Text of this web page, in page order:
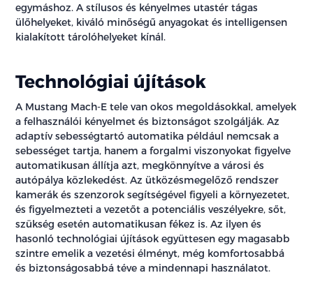
egymáshoz. A stílusos és kényelmes utastér tágas
ülőhelyeket, kiváló minőségű anyagokat és intelligensen
kialakított tárolóhelyeket kínál.
Technológiai újítások
A Mustang Mach-E tele van okos megoldásokkal, amelyek
a felhasználói kényelmet és biztonságot szolgálják. Az
adaptív sebességtartó automatika például nemcsak a
sebességet tartja, hanem a forgalmi viszonyokat figyelve
automatikusan állítja azt, megkönnyítve a városi és
autópálya közlekedést. Az ütközésmegelőző rendszer
kamerák és szenzorok segítségével figyeli a környezetet,
és figyelmezteti a vezetőt a potenciális veszélyekre, sőt,
szükség esetén automatikusan fékez is. Az ilyen és
hasonló technológiai újítások együttesen egy magasabb
szintre emelik a vezetési élményt, még komfortosabbá
és biztonságosabbá téve a mindennapi használatot.